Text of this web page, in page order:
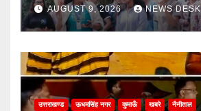
AUGUST 9, 2026 NEWS DESK
उत्तराखण्ड ऊधमसिंह नगर कुमाऊँ खबरे नैनीताल